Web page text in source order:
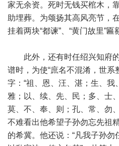
家无余资。死时无钱买棺木，
助埋葬。为颂扬其高风亮节，
挂着两块“都谏”、“黄门故里”匾
此外，还有时任绍兴知府的
谱时，为使“庶名不混淆，世系
字：“祖、恩、汪、湛；生、我
雅；以、续、先、民；多、士
莫、不、奉、则；孔、常、勿
不难看出他希望子孙勿忘先祖
的希冀。他还说：“凡我子孙